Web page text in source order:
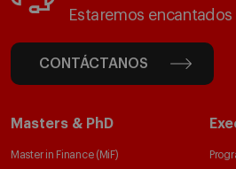
Estaremos
CONTÁCTANOS
Masters & PhD
Master in Finance (MiF)